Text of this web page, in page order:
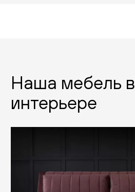
Наша мебель в
интерьере